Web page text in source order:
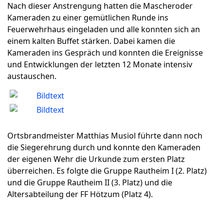
Nach dieser Anstrengung hatten die Mascheroder
Kameraden zu einer gemütlichen Runde ins
Feuerwehrhaus eingeladen und alle konnten sich an
einem kalten Buffet stärken. Dabei kamen die
Kameraden ins Gespräch und konnten die Ereignisse
und Entwicklungen der letzten 12 Monate intensiv
austauschen.
Ortsbrandmeister Matthias Musiol führte dann noch
die Siegerehrung durch und konnte den Kameraden
der eigenen Wehr die Urkunde zum ersten Platz
überreichen. Es folgte die Gruppe Rautheim I (2. Platz)
und die Gruppe Rautheim II (3. Platz) und die
Altersabteilung der FF Hötzum (Platz 4).